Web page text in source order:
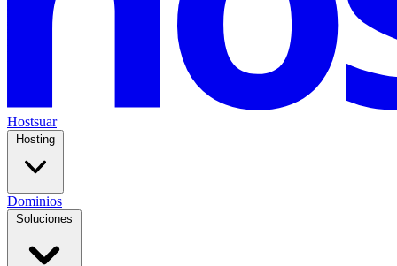
Hostsuar
Hosting
Dominios
Soluciones